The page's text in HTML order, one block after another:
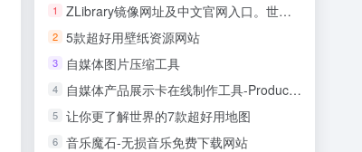
1 ZLibrary镜像网址及中文官网入口。世界上最大电子图书馆恢复了
2 5款超好用壁纸资源网站
3 自媒体图片压缩工具
4 自媒体产品展示卡在线制作工具-Product Lates
5 让你更了解世界的7款超好用地图
6 音乐魔石-无损音乐免费下载网站